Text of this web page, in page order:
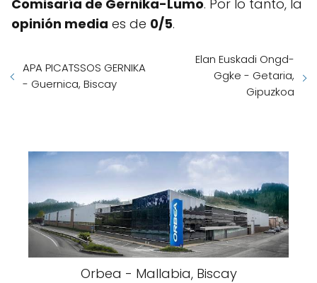
Comisaría de Gernika-Lumo. Por lo tanto, la
opinión media es de 0/5.
APA PICATSSOS GERNIKA
- Guernica, Biscay
Elan Euskadi Ongd-
Ggke - Getaria,
Gipuzkoa
Orbea - Mallabia, Biscay